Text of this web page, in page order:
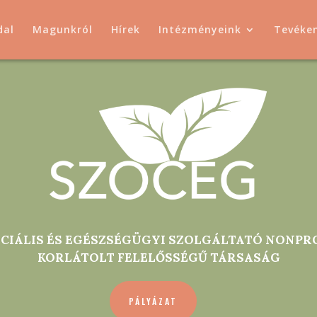
Magunkról Hírek Intézményeink
ÉS EGÉSZSÉGÜGYI SZOLGÁLTATÓ
KORLÁTOLT FELELŐSSÉGŰ TÁRSASÁG
PÁLYÁZAT